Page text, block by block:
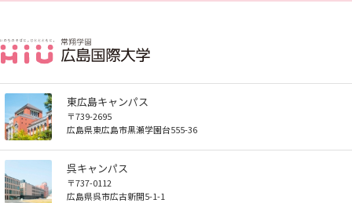
東広島キャンパス
〒739-2695
広島県東広島市黒瀬学園台555-36
呉キャンパス
〒737-0112
広島県呉市広古新開5-1-1